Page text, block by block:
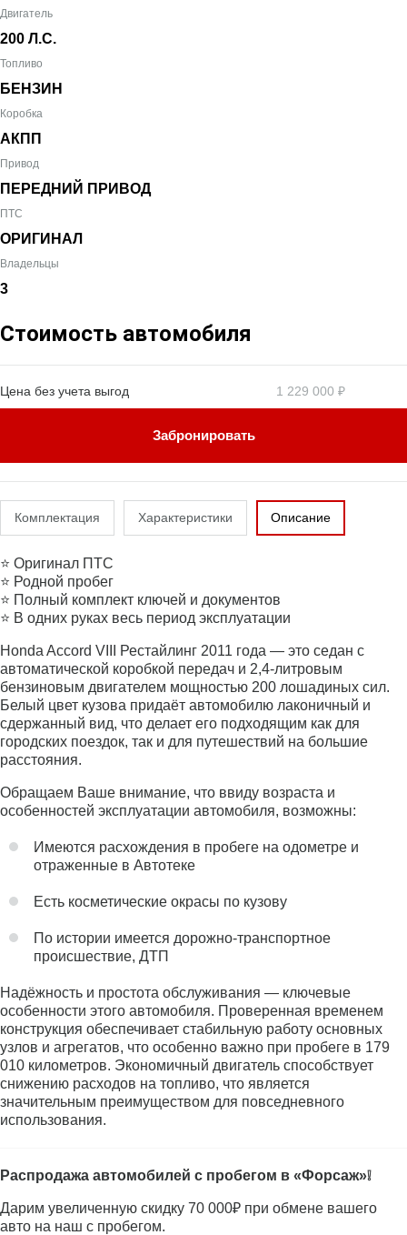
Двигатель
200 Л.С.
Топливо
БЕНЗИН
Коробка
АКПП
Привод
ПЕРЕДНИЙ ПРИВОД
ПТС
ОРИГИНАЛ
Владельцы
3
Стоимость автомобиля
Цена без учета выгод 1 229 000 ₽
Забронировать
Комплектация Характеристики Описание
⭐ Оригинал ПТС
⭐ Родной пробег
⭐ Полный комплект ключей и документов
⭐ В одних руках весь период эксплуатации
Honda Accord VIII Рестайлинг 2011 года — это седан с
автоматической коробкой передач и 2,4-литровым
бензиновым двигателем мощностью 200 лошадиных сил.
Белый цвет кузова придаёт автомобилю лаконичный и
сдержанный вид, что делает его подходящим как для
городских поездок, так и для путешествий на большие
расстояния.
Обращаем Ваше внимание, что ввиду возраста и
особенностей эксплуатации автомобиля, возможны:
Имеются расхождения в пробеге на одометре и
отраженные в Автотеке
Есть косметические окрасы по кузову
По истории имеется дорожно-транспортное
происшествие, ДТП
Надёжность и простота обслуживания — ключевые
особенности этого автомобиля. Проверенная временем
конструкция обеспечивает стабильную работу основных
узлов и агрегатов, что особенно важно при пробеге в 179
010 километров. Экономичный двигатель способствует
снижению расходов на топливо, что является
значительным преимуществом для повседневного
использования.
Распродажа автомобилей с пробегом в «Форсаж»❕
Дарим увеличенную скидку 70 000₽ при обмене вашего
авто на наш с пробегом.